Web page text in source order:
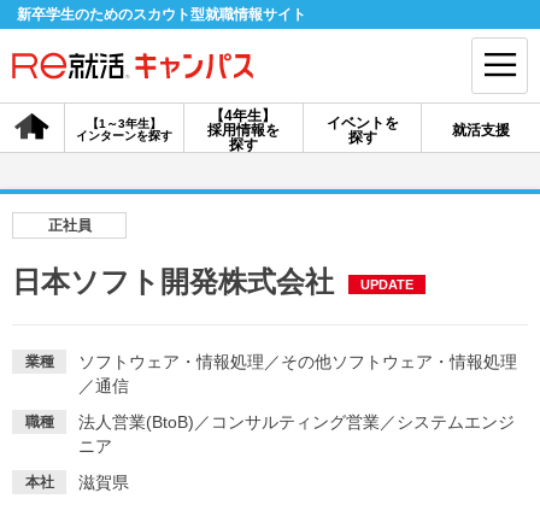
新卒学生のためのスカウト型就職情報サイト
【4年生】
採用情報を
探す
【1～3年生】
インターンを探す
イベントを
探す
就活支援
会員登録 ログイン
採用情報を探す
説明会を探す
インターンを探す
イベントを探す
正社員
日本ソフト開発株式会社 UPDATE
業種 ソフトウェア・情報処理 ／その他ソフトウェア・情報処理
／通信
職種 法人営業(BtoB) ／ コンサルティング営業／システムエンジ
ニア
本社 滋賀県